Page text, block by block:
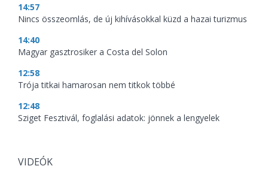
14:57
Nincs összeomlás, de új kihívásokkal küzd a hazai turizmus
14:40
Magyar gasztrosiker a Costa del Solon
12:58
Trója titkai hamarosan nem titkok többé
12:48
Sziget Fesztivál, foglalási adatok: jönnek a lengyelek
VIDEÓK